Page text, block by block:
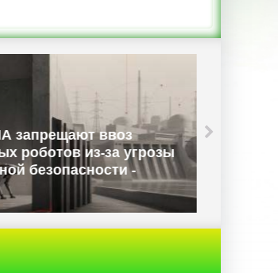
запрещают ввоз
роботов из-за угрозы
безопасности -
может представить новый iPhone в